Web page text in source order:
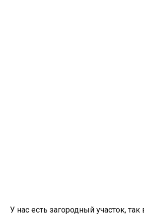
У нас есть загородный участок,